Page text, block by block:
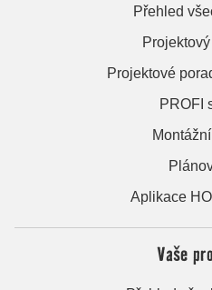
Přehled
Projektové
PROFI
Aplikace
Vaše